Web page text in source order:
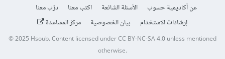
عن أكاديمية حسوب الأسئلة الشائعة اكتب معنا
درّب معنا
إرشادات الاستخدام
بيان الخصوصية مركز المساعدة
© 2025Hsoub.Content licensed underCC BY-NC-SA 4.0unless mentioned
otherwise.